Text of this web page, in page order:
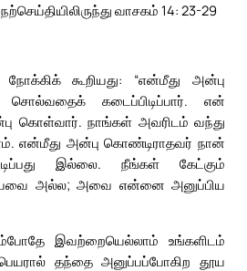
வாசகம் 14: 23-29
கூறியது: “என்மீது அன்பு
கடைப்பிடிப்பார். என்
கொள்வார். நாங்கள் அவரிடம் வந்து
என்மீது அன்பு கொண்டிராதவர் நான்
இல்லை. நீங்கள் கேட்கும்
அல்ல; அவை என்னை அனுப்பிய
இவற்றையெல்லாம் உங்களிடம்
தந்தை அனுப்பப்போகிற தூய